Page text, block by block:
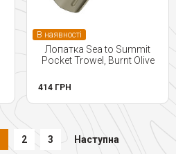
В наявності
Лопатка Sea to Summit
Pocket Trowel, Burnt Olive
414 ГРН
2 3 Наступна